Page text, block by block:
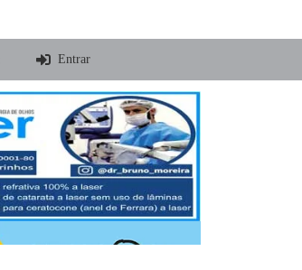
Entrar